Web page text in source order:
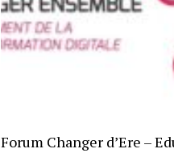
Forum Changer d’Ere –